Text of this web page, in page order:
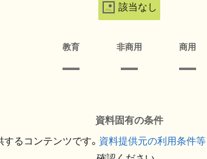
該当なし
教育 非商用 商用
資料固有の条件
るコンテンツです。 資料提供元の利用条件等